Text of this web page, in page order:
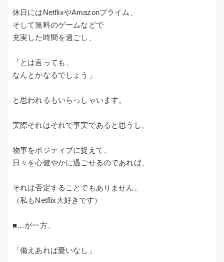
休日にはNetflixやAmazonプライム、
そして無料のゲームなどで
充実した時間を過ごし、
「とは言っても、
なんとかなるでしょう」
と思われるもいらっしゃいます。
実際それはそれで事実であると思うし、
物事をポジティブに捉えて、
日々を心健やかに過ごせるのであれば、
それは否定することでもありません。
（私もNetflix大好きです）
■…が一方、
「備えあれば憂いなし」